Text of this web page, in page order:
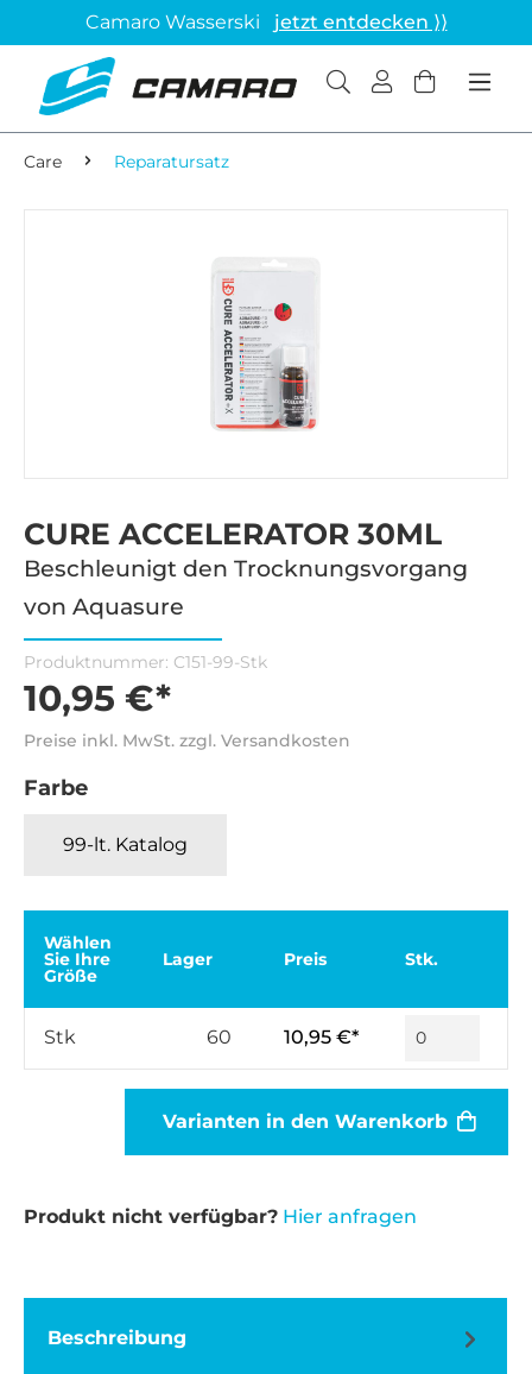
Camaro Wasserski jetzt entdecken ⟩⟩
Care Reparatursatz
CURE ACCELERATOR 30ML
Beschleunigt den Trocknungsvorgang
von Aquasure
Produktnummer: C151-99-Stk
10,95 €*
Preise inkl. MwSt. zzgl. Versandkosten
Farbe
99-lt. Katalog
Wählen
Sie Ihre
Größe
Lager Preis Stk.
Stk 60 10,95 €*
Varianten in den Warenkorb
Produkt nicht verfügbar? Hier anfragen
Beschreibung